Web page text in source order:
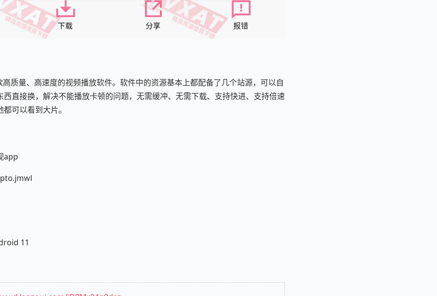
高质量、高速度的视频播放软件。软件中的资源基本上都配备了几个站源，可以自
西直接换，解决不能播放卡顿的问题，无需缓冲、无需下载、支持快进、支持倍速
可以看到大片。
app
11